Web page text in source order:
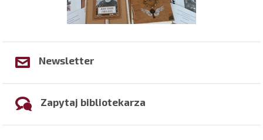
Newsletter
Zapytaj bibliotekarza